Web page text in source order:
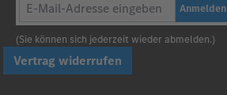
Anmelden
(Sie können sich jederzeit wieder abmelden.)
Vertrag widerrufen